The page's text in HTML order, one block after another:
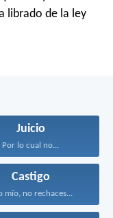
librado de la ley
Juicio
Por lo cual no...
Castigo
mío, no rechaces...